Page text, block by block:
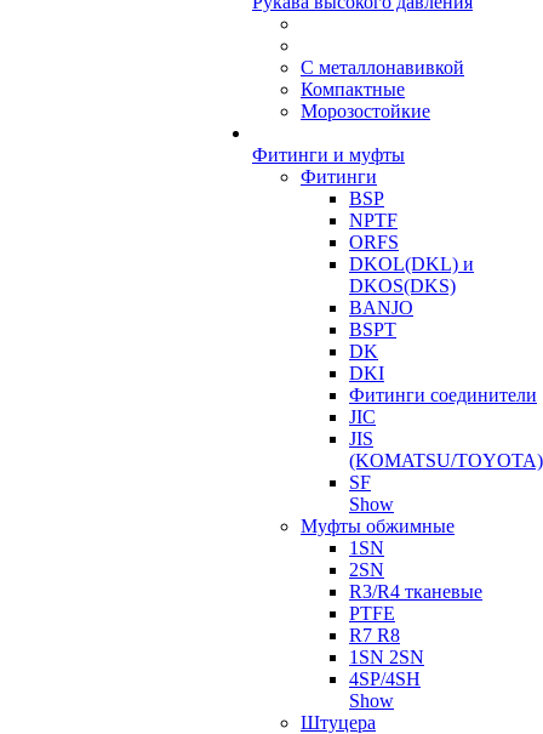
С металлонавивкой
Компактные
Морозостойкие
Фитинги и муфты
Фитинги
BSP
NPTF
ORFS
DKOL(DKL) и
DKOS(DKS)
BANJO
BSPT
DK
DKI
Фитинги соединители
JIC
JIS
(KOMATSU/TOYOTA)
SF
Show
Муфты обжимные
1SN
2SN
R3/R4 тканевые
PTFE
R7 R8
1SN 2SN
4SP/4SH
Show
Штуцера